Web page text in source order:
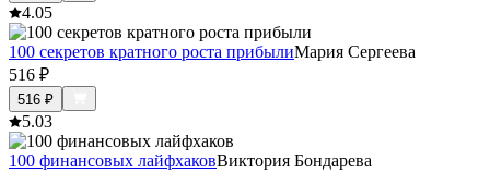
4.05
100 секретов кратного роста прибылиМария Сергеева
516 ₽
516 ₽
5.03
100 финансовых лайфхаковВиктория Бондарева